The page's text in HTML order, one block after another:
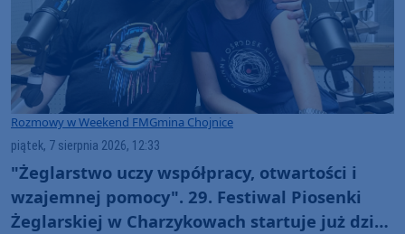
Rozmowy w Weekend FMGmina Chojnice
piątek, 7 sierpnia 2026, 12:33
"Żeglarstwo uczy współpracy, otwartości i
wzajemnej pomocy". 29. Festiwal Piosenki
Żeglarskiej w Charzykowach startuje już dziś.